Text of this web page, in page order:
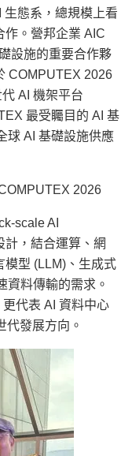
態系，總規模上看
作。營邦企業 AIC
設施的重要合作夥
COMPUTEX 2026
AI 機架平台
最受矚目的 AI 基
球 AI 基礎設施供應
2026
scale AI
計，結合運算、網
模型 (LLM)、生成式
資料傳輸的需求。
代表 AI 資料中心
代發展方向。